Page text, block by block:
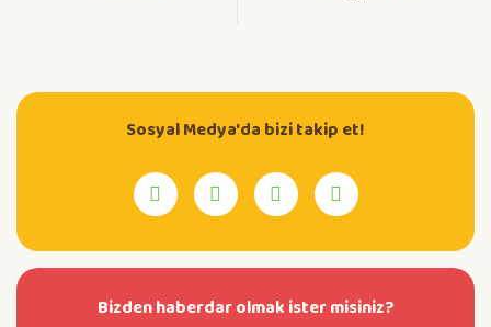
Sosyal Medya'da bizi takip et!
Bizden haberdar olmak ister misiniz?